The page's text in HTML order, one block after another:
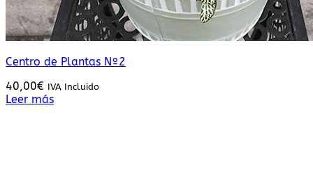
Centro de Plantas Nº2
40,00€ IVA Incluido
Leer más